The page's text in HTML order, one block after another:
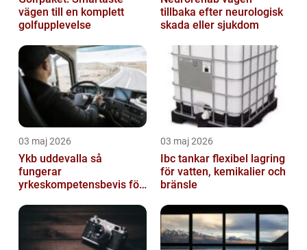
vägen till en komplett
golfupplevelse
tillbaka efter neurologisk
skada eller sjukdom
03 maj 2026
Ykb uddevalla så
fungerar
yrkeskompetensbevis för
03 maj 2026
Ibc tankar flexibel lagring
för vatten, kemikalier och
bränsle